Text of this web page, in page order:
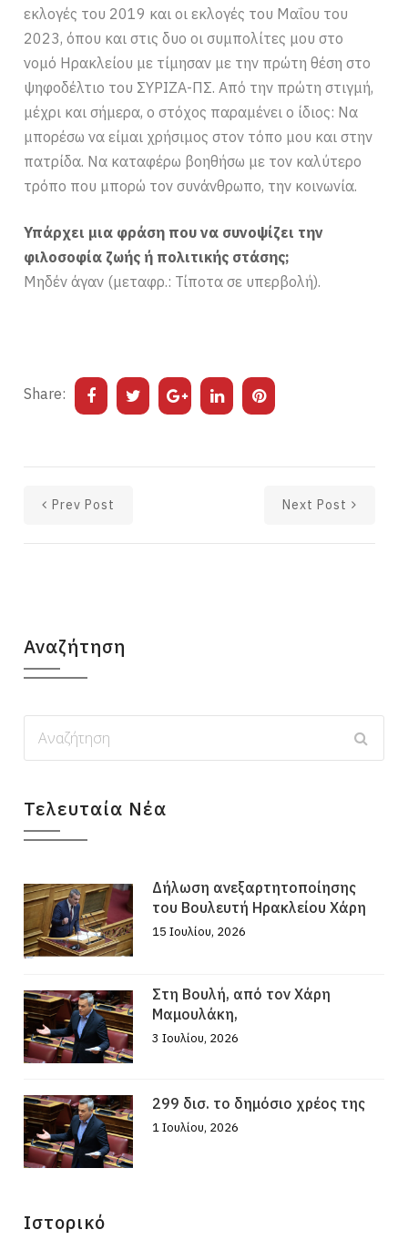
εκλογές του 2019 και οι εκλογές του Μαΐου του
2023, όπου και στις δυο οι συμπολίτες μου στο
νομό Ηρακλείου με τίμησαν με την πρώτη θέση στο
ψηφοδέλτιο του ΣΥΡΙΖΑ-ΠΣ. Από την πρώτη στιγμή,
μέχρι και σήμερα, ο στόχος παραμένει ο ίδιος: Να
μπορέσω να είμαι χρήσιμος στον τόπο μου και στην
πατρίδα. Να καταφέρω βοηθήσω με τον καλύτερο
τρόπο που μπορώ τον συνάνθρωπο, την κοινωνία.
Υπάρχει μια φράση που να συνοψίζει την
φιλοσοφία ζωής ή πολιτικής στάσης;
Μηδέν άγαν (μεταφρ.: Τίποτα σε υπερβολή).
Share:
Prev Post Next Post
Αναζήτηση
Τελευταία Νέα
Δήλωση ανεξαρτητοποίησης
του Βουλευτή Ηρακλείου Χάρη
15 Ιουλίου, 2026
Στη Βουλή, από τον Χάρη
Μαμουλάκη,
3 Ιουλίου, 2026
299 δισ. το δημόσιο χρέος της
1 Ιουλίου, 2026
Ιστορικό